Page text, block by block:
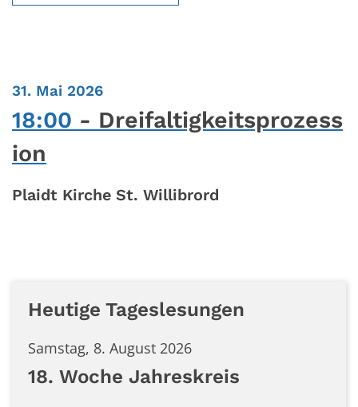
31. Mai 2026:
18:00
Dreifaltigkeitsprozess
ion
Plaidt Kirche St. Willibrord
Heutige Tageslesungen
Samstag, 8. August 2026
18. Woche Jahreskreis